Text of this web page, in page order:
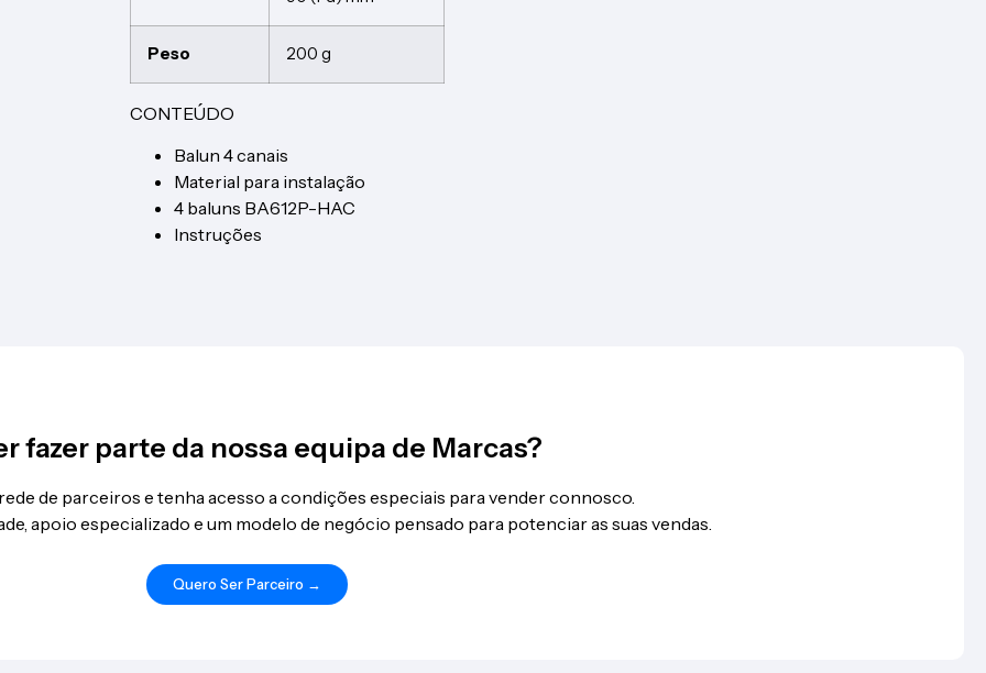
Peso 200 g
CONTEÚDO
Balun 4 canais
Material para instalação
4 baluns BA612P-HAC
Instruções
fazer parte da nossa equipa de Marcas?
de parceiros e tenha acesso a condições especiais para vender connosco.
apoio especializado e um modelo de negócio pensado para potenciar as suas vendas.
Quero Ser Parceiro →